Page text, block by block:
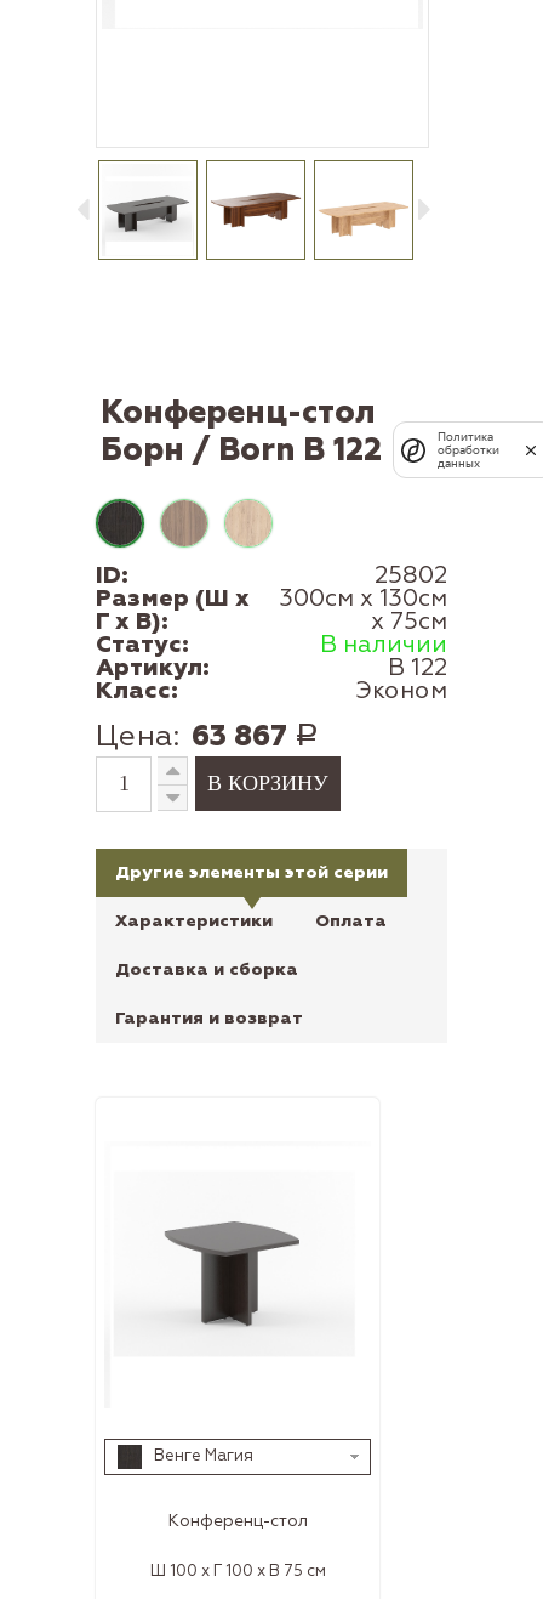
Конференц-стол
Борн / Born В 122
ID: 25802
Размер (Ш x
Г x В):
300см x 130см
x 75см
Статус: В наличии
Артикул: В 122
Класс: Эконом
Цена: 63 867 Р
Другие элементы этой серии
Характеристики Оплата
Доставка и сборка
Гарантия и возврат
Венге Магия
Конференц-стол
Ш 100 x Г 100 x В 75 см
Политика
обработки
данных